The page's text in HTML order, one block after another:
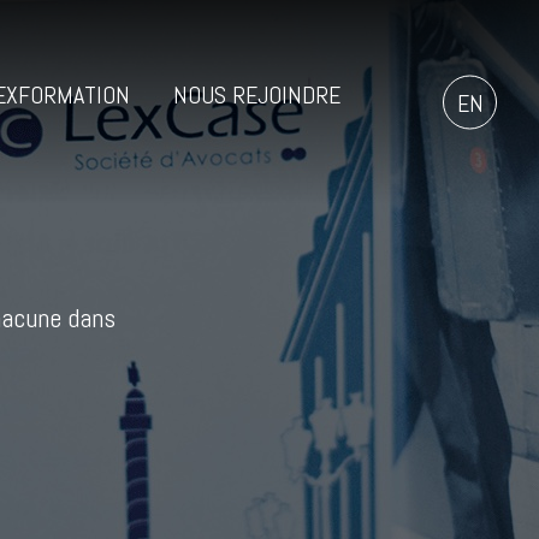
NOUS REJOINDRE EN
dans